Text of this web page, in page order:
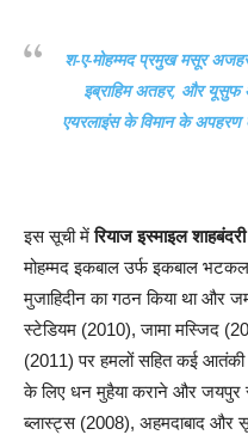
श-ए-मोहम्मद प्रमुख मसूर
इब्राहिम अतहर, और
एयरलाइंस के विमान के
इस सूची मेंरियाज इस्माइल शाहबंदरी
मोहम्मद इकबाल उर्फ इकबाल
मुजाहिदीन का गठन किया था और
स्टेडियम (2010), जामा मस्जिद
(2011) पर हमलों सहित कई
के लिए धन मुहैया कराने और जयपुर
ब्लास्ट्स (2008), अहमदाबाद और